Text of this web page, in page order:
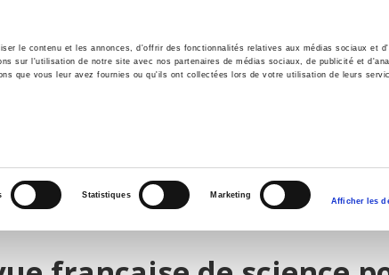
le contenu et les annonces, d'offrir des fonctionnalités relatives aux médias sociaux et
sur l'utilisation de notre site avec nos partenaires de médias sociaux, de publicité et
que vous leur avez fournies ou qu'ils ont collectées lors de votre utilisation de leurs
Statistiques Marketing
Afficher les
Environnement Histoire International